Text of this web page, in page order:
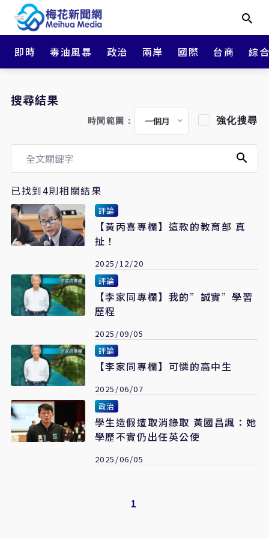
即時 毒油風暴 政治 兩岸 國際 台商 綜
搜尋結果
時間範圍： 強化搜尋
已找到4則相關結果
評論
【黃丙喜專欄】這款的教育部 真
扯！
2025/12/20
評論
【李家同專欄】我的”誠實”學習
歷程
2025/09/05
評論
【李家同專欄】可憐的高中生
2025/06/07
政治
學生造假遭取消錄取 黃國昌諷：她
學歷不實仍出任英公使
2025/06/05
1